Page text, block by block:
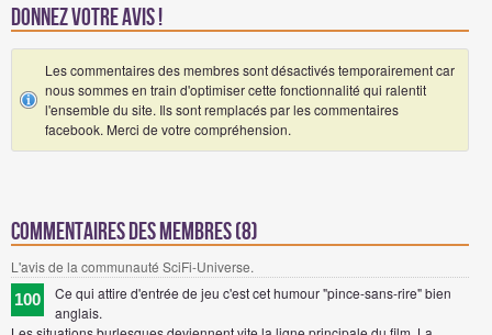
Donnez votre avis !
Les commentaires des membres sont désactivés temporairement car
nous sommes en train d'optimiser cette fonctionnalité qui ralentit
l'ensemble du site. Ils sont remplacés par les commentaires
facebook. Merci de votre compréhension.
Commentaires des membres (8)
L'avis de la communauté SciFi-Universe.
100
Ce qui attire d'entrée de jeu c'est cet humour "pince-sans-rire" bien
anglais.